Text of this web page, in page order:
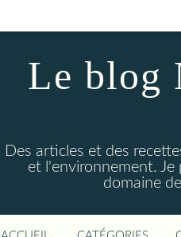
Le blog
Des articles et des
et l'environnement.
domaine